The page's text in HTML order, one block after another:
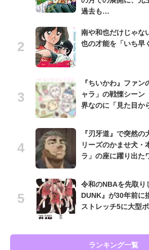
過去も…
南や和也だけじゃな
也の才能を「いち早
『ちいかわ』ファ
ャラ」の戦慄シー
界なのに「見た目か
『刃牙道』で突然
リーズのかませ犬・
ラ」の座に躍り出た
令和のNBAを先取
DUNK』が30年前に
ストレッチ5に大型
ランキング一覧